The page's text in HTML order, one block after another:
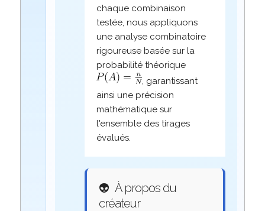
chaque combinaison
testée, nous appliquons
une analyse combinatoire
rigoureuse basée sur la
probabilité théorique
, garantissant
ainsi une précision
mathématique sur
l'ensemble des tirages
évalués.
👽 À propos du
créateur